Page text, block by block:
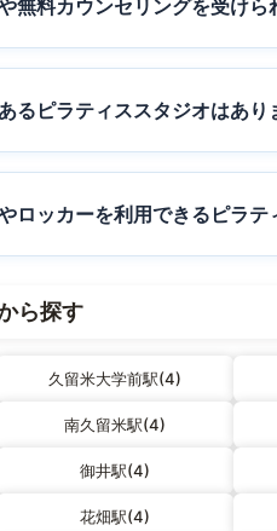
無料カウンセリングを受け
るピラティススタジオはあり
ロッカーを利用できるピラテ
ら探す
久留米大学前駅(4)
南久留米駅(4)
御井駅(4)
花畑駅(4)